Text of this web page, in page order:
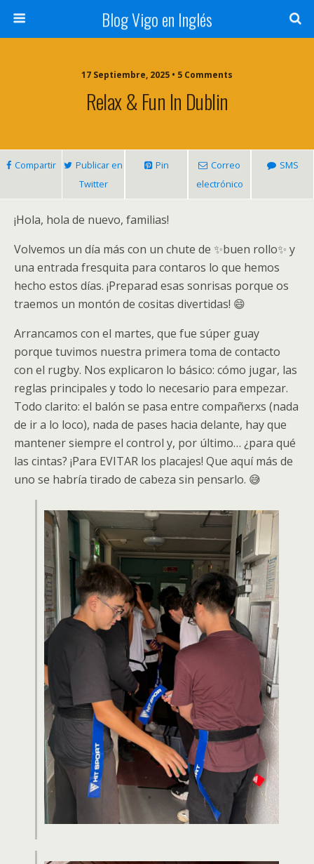
Blog Vigo en Inglés
17 Septiembre, 2025 • 5 Comments
Relax & Fun In Dublin
Compartir
Publicar en
Twitter
Pin
Correo
electrónico
SMS
¡Hola, hola de nuevo, familias!
Volvemos un día más con un chute de ✨buen rollo✨ y
una entrada fresquita para contaros lo que hemos
hecho estos días. ¡Preparad esas sonrisas porque os
traemos un montón de cositas divertidas! 😄
Arrancamos con el martes, que fue súper guay
porque tuvimos nuestra primera toma de contacto
con el rugby. Nos explicaron lo básico: cómo jugar, las
reglas principales y todo lo necesario para empezar.
Todo clarito: el balón se pasa entre compañerxs (nada
de ir a lo loco), nada de pases hacia delante, hay que
mantener siempre el control y, por último… ¿para qué
las cintas? ¡Para EVITAR los placajes! Que aquí más de
uno se habría tirado de cabeza sin pensarlo. 😅